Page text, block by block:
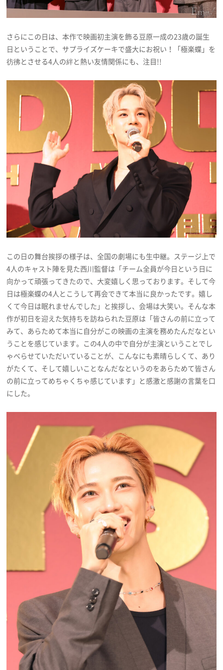
さらにこの日は、本作で映画初主演を飾る豆原一成の23歳の誕生
日ということで、サプライズケーキで盛大にお祝い！「極楽蝶」を
彷彿とさせる4人の絆と熱い友情関係にも、注目!!
この日の舞台挨拶の様子は、全国の劇場にも生中継。ステージ上で
4人のキャスト陣を見た西川監督は「チーム全員が今日という日に
向かって頑張ってきたので、大変嬉しく思っております。そして今
日は極楽蝶の4人とこうして再会できて本当に良かったです。嬉し
くて今日は眠れませんでした」と挨拶し、会場は大笑い。そんな本
作が初日を迎えた気持ちを訪ねられた豆原は「皆さんの前に立って
みて、あらためて本当に自分がこの映画の主演を務めたんだなとい
うことを感じています。この4人の中で自分が主演ということでし
ゃべらせていただいていることが、こんなにも素晴らしくて、あり
がたくて、そして嬉しいことなんだなというのをあらためて皆さん
の前に立ってめちゃくちゃ感じています」と感激と感謝の言葉を口
にした。